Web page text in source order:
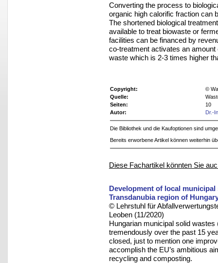
Converting the process to
organic high calorific fraction can
The shortened biological
available to treat biowaste or
facilities can be financed by
co-treatment activates an
waste which is 2-3 times higher
Copyright:
©
Quelle:
Seiten:
10
Autor:
Dr.-
Die Bibliothek und die Kaufoptionen sind
Bereits erworbene Artikel können weiterhin
Diese Fachartikel könnten Sie
Development of local
Transdanubia region of
© Lehrstuhl für
Leoben (11/2020)
Hungarian municipal solid
tremendously over the past 15
closed, just to mention one
accomplish the EU’s ambitious
recycling and composting.